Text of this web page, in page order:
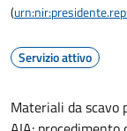
(
Servizio attivo
Materiali da scavo